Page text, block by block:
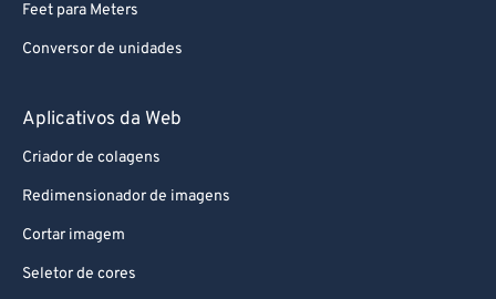
Feet para Meters
Conversor de unidades
Aplicativos da Web
Criador de colagens
Redimensionador de imagens
Cortar imagem
Seletor de cores